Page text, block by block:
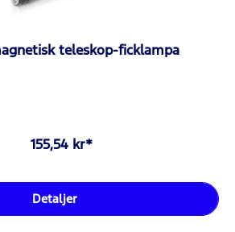
teleskop-ficklampa
155,54 kr*
Detaljer